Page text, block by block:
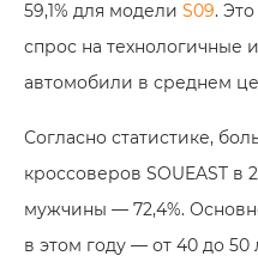
59,1% для модели S09.
спрос на
автомобили в среднем
Согласно статистике,
кроссоверов SOUEAST в
мужчины — 72,4%.
в этом году — от 40 до 50